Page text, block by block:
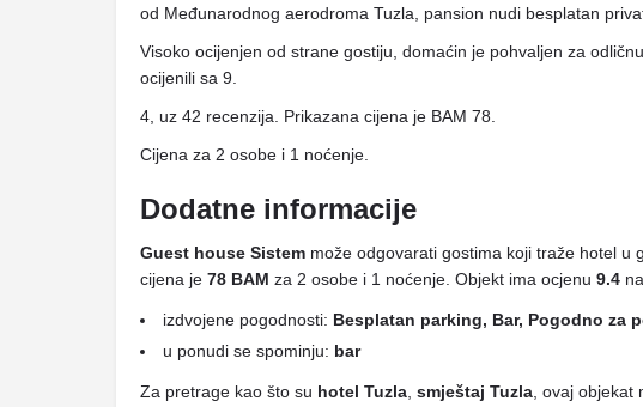
od Međunarodnog aerodroma Tuzla, pansion nudi besplatan
Visoko ocijenjen od strane gostiju, domaćin je pohvaljen za
ocijenili sa 9.
4, uz 42 recenzija. Prikazana cijena je BAM 78.
Cijena za 2 osobe i 1 noćenje.
Dodatne informacije
Guest house Sistem može odgovarati gostima koji traže hotel u
cijena je 78 BAM za 2 osobe i 1 noćenje. Objekt ima ocjenu 9.4
izdvojene pogodnosti: Besplatan parking, Bar, Pogodno za
u ponudi se spominju: bar
Za pretrage kao što su hotel Tuzla smještaj Tuzla , ovaj